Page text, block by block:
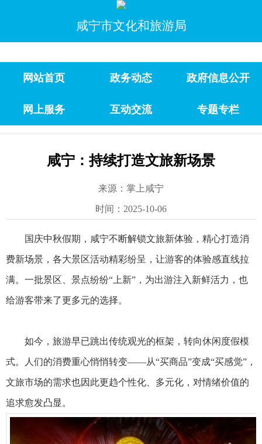
咸宁市文化和旅游局
网站首页 政务动态 政府信息公开
网上服务 互动交流 专题专栏
咸宁：持续打造文旅新场景
来源：掌上咸宁
时间：2025-10-06
国庆中秋假期，咸宁不断解锁文旅新体验，精心打造消
费新场景，各大景区活动精彩纷呈，让游客的体验感直线拉
满。一批景区、景点纷纷“上新”，为出游注入新鲜活力，也
给游客带来了更多元的选择。
如今，旅游早已跳出传统观光的框架，转向休闲度假模
式。人们的消费重心悄悄转变——从“买商品”变成“买感觉”，
文旅市场的需求也因此更趋个性化、多元化，对情绪价值的
追求愈发凸显。